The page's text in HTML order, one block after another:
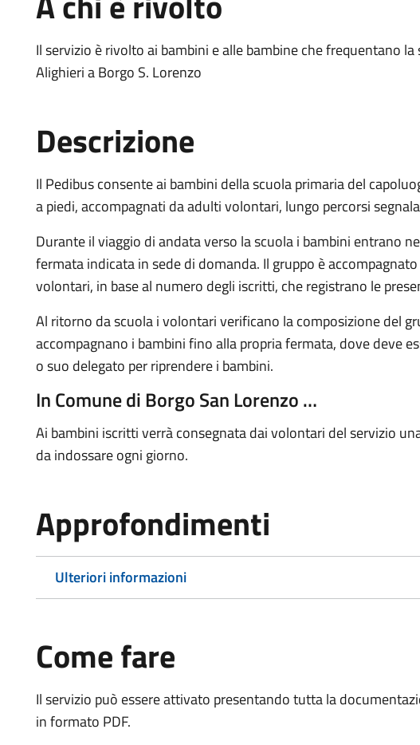
Il servizio è rivolto ai bambini e alle bambine che frequentano
Alighieri a Borgo S. Lorenzo
Descrizione
Il Pedibus consente ai bambini della scuola primaria del
a piedi, accompagnati da adulti volontari, lungo percorsi
Durante il viaggio di andata verso la scuola i bambini entrano
fermata indicata in sede di domanda. Il gruppo è
volontari, in base al numero degli iscritti, che registrano le
Al ritorno da scuola i volontari verificano la composizione del
accompagnano i bambini fino alla propria fermata, dove deve
o suo delegato per riprendere i bambini.
In Comune di Borgo San Lorenzo …
Ai bambini iscritti verrà consegnata dai volontari del servizio
da indossare ogni giorno.
Approfondimenti
Ulteriori informazioni
Come fare
Il servizio può essere attivato presentando tutta la
in formato PDF.